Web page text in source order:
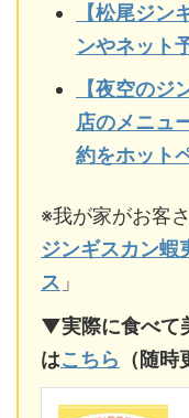
【松尾ジ
ンやネット
【夜空の
店のメニュ
約をホット
※我が家がお客
ジンギスカン蝦
ス 」
▼実際に食べて
はこちら （随時